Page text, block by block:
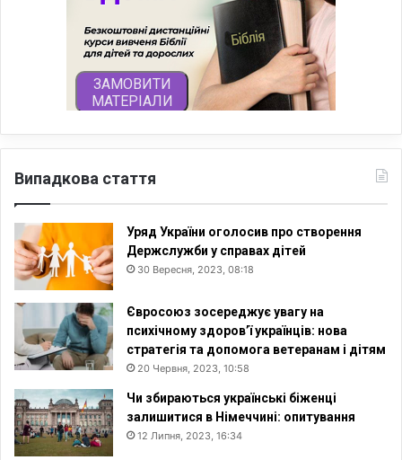
Випадкова стаття
Уряд України оголосив про створення
Держслужби у справах дітей
30 Вересня, 2023, 08:18
Євросоюз зосереджує увагу на
психічному здоров’ї українців: нова
стратегія та допомога ветеранам і дітям
20 Червня, 2023, 10:58
Чи збираються українські біженці
залишитися в Німеччині: опитування
12 Липня, 2023, 16:34